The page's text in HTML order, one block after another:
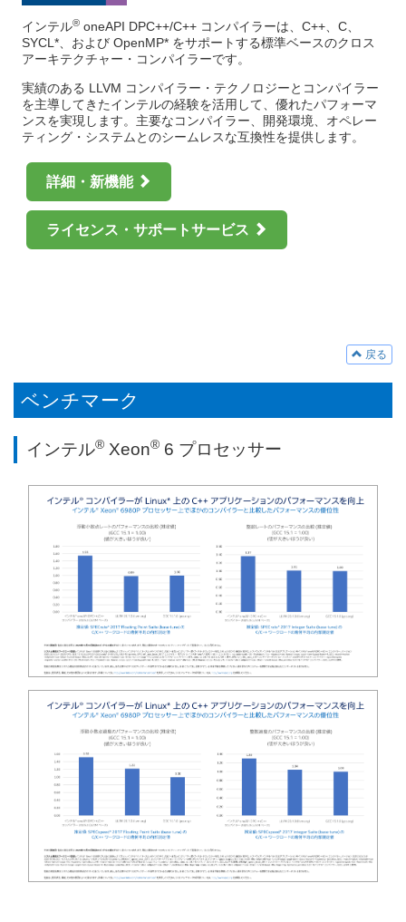
2026.3.3
4/23 (木) インテル
® VTune
プロファイラーから始める CPU プロファ
イルについて学べるオンラインセミナー申込受付開始【参加無料、事前
登録制】
2026.1.28
Visual Studio 2026 対応！インテル ® ソフトウェア開発ツール 2025.3.1
の新機能や変更点を紹介するリリースノートの日本語参考訳を公開！
2026.1.28
3/27 (金) インテル ®Core
ーションの最適化セミナー【参加無料、事前登録制】
2026.1.17
【オンデマンド配信開始】インテル®oneAPI ベース & HPC ツールキッ
ト 最新情報のご紹介セミナーのトレーニング資料、動画を購入者限定
有料 / 主催・共催: SupercomputingAsia 2026
2025.12.25
®
適化オプションのご紹介セミナーのトレーニング資料、動画を購入者限
定サイトで公開開始
インテル® oneAPI DPC++/C++ コンパイラーは、C++、C、
SYCL*、および OpenMP* をサポートする標準ベースのクロス
アーキテクチャー・コンパイラーです。
実績のある LLVM コンパイラー・テクノロジーとコンパイラー
を主導してきたインテルの経験を活用して、優れたパフォーマ
ンスを実現します。主要なコンパイラー、開発環境、オペレー
ティング・システムとのシームレスな互換性を提供します。
詳細・新機能
ライセンス・サポートサービス
戻る
ベンチマーク
インテル® Xeon® 6 プロセッサー